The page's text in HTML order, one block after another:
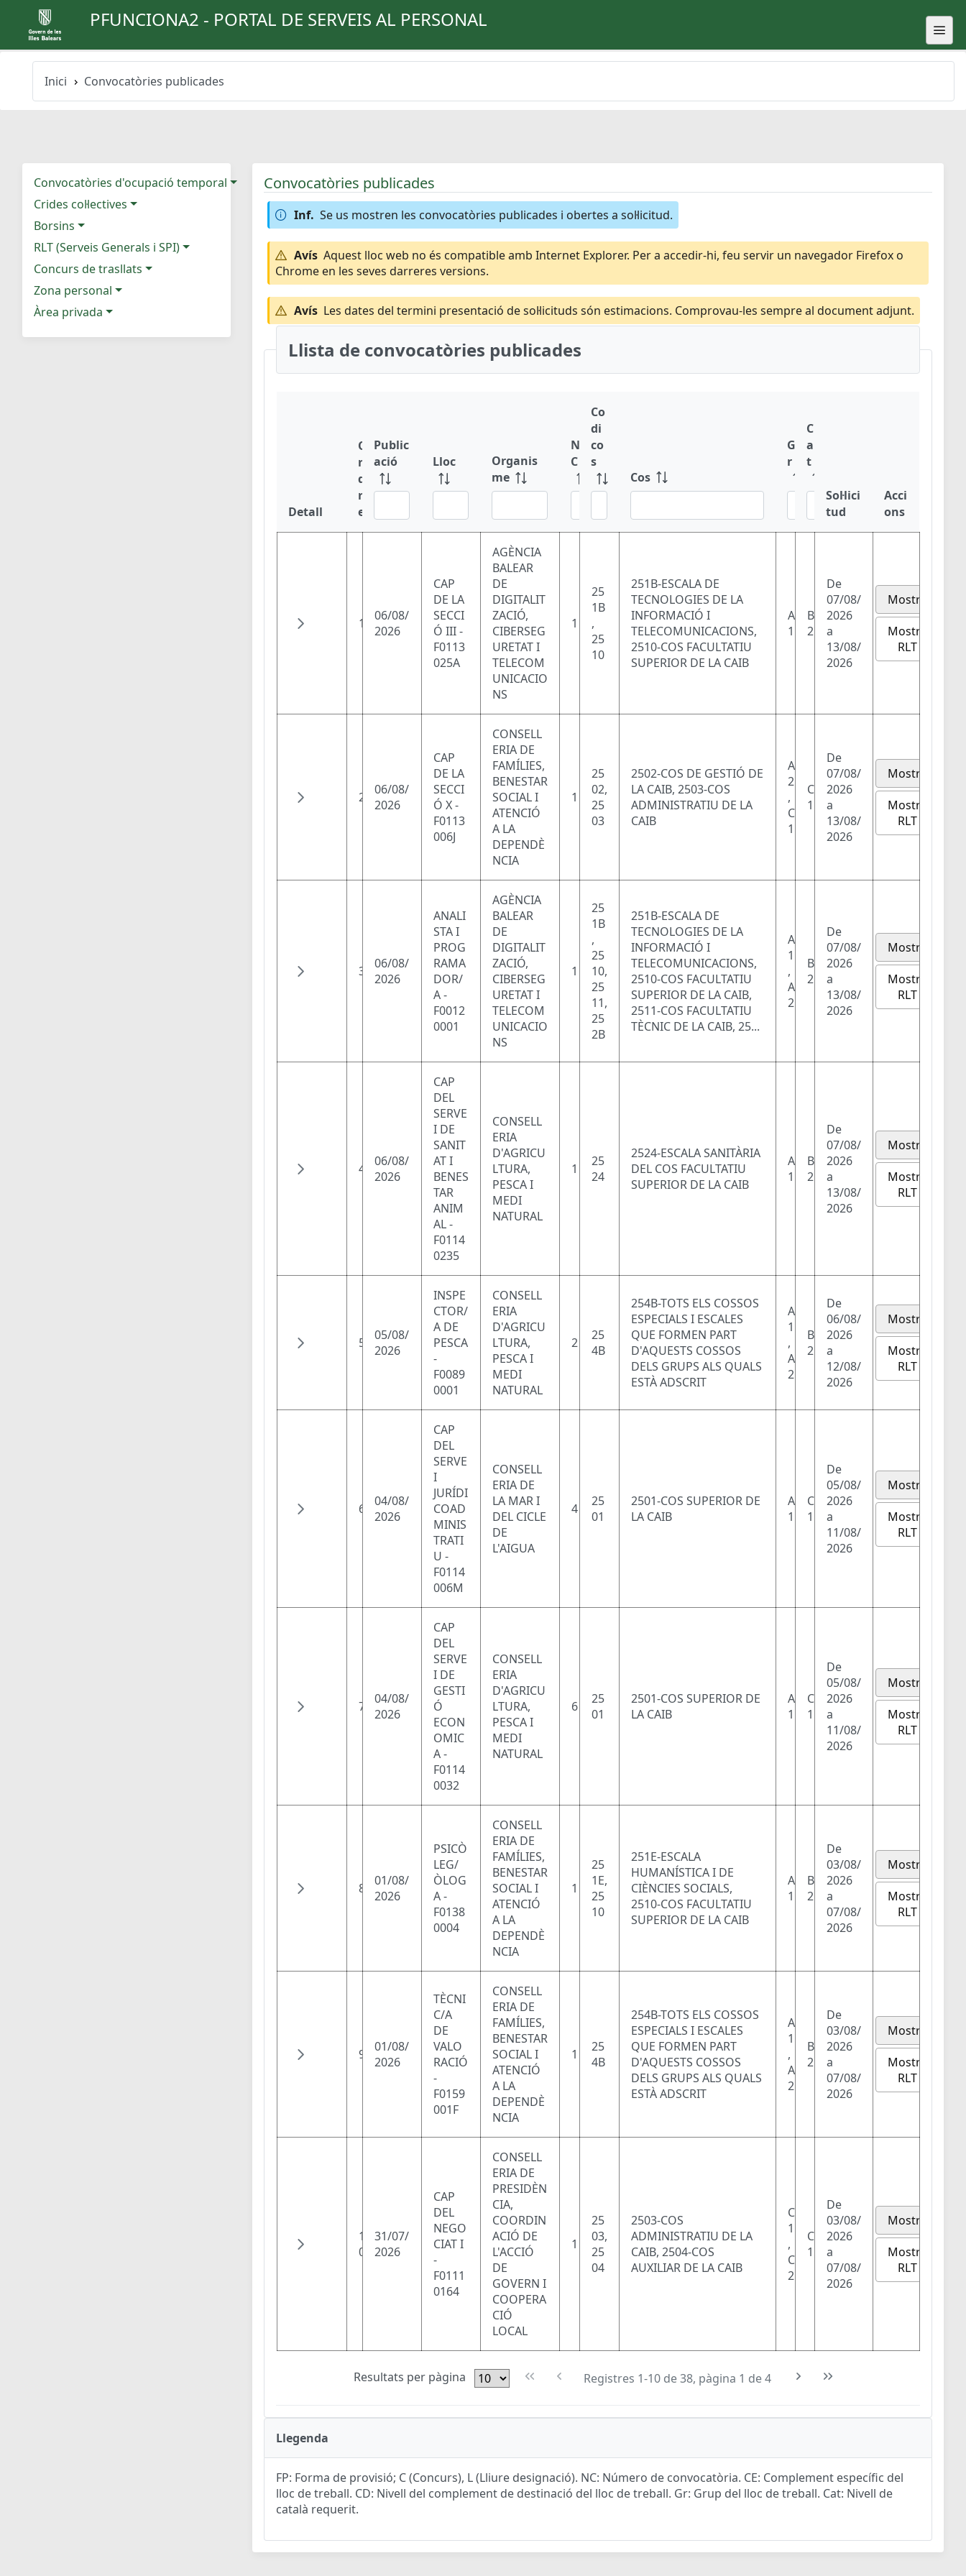
PFUNCIONA2 - PORTAL DE SERVEIS AL PERSONAL
Inici Convocatòries publicades
Convocatòries d'ocupació temporal
Crides col·lectives
Borsins
RLT (Serveis Generals i SPI)
Concurs de trasllats
Zona personal
Àrea privada
Convocatòries publicades
Inf. Se us mostren les convocatòries publicades i obertes a sol·licitud.
Avís Aquest lloc web no és compatible amb Internet Explorer. Per a accedir-hi, feu servir un navegador Firefox o
Chrome en les seves darreres versions.
Avís Les dates del termini presentació de sol·licituds són estimacions. Comprovau-les sempre al document adjunt.
Llista de convocatòries publicades
Detall
O
r
d
r
e
Public
ació
Lloc
Organis
me
N
C
Co
di
co
s
Cos
G
r
C
a
t
Sol·lici
tud
Acci
ons
1
06/08/
2026
CAP
DE LA
SECCI
Ó III -
F0113
025A
AGÈNCIA
BALEAR
DE
DIGITALIT
ZACIÓ,
CIBERSEG
URETAT I
TELECOM
UNICACIO
NS
1
25
1B
,
25
10
251B-ESCALA DE
TECNOLOGIES DE LA
INFORMACIÓ I
TELECOMUNICACIONS,
2510-COS FACULTATIU
SUPERIOR DE LA CAIB
A
1
B
2
De
07/08/
2026
a
13/08/
2026
Mostra
Mostra
RLT
2
06/08/
2026
CAP
DE LA
SECCI
Ó X -
F0113
006J
CONSELL
ERIA DE
FAMÍLIES,
BENESTAR
SOCIAL I
ATENCIÓ
A LA
DEPENDÈ
NCIA
1
25
02,
25
03
2502-COS DE GESTIÓ DE
LA CAIB, 2503-COS
ADMINISTRATIU DE LA
CAIB
A
2
,
C
1
C
1
De
07/08/
2026
a
13/08/
2026
Mostra
Mostra
RLT
3
06/08/
2026
ANALI
STA I
PROG
RAMA
DOR/
A -
F0012
0001
AGÈNCIA
BALEAR
DE
DIGITALIT
ZACIÓ,
CIBERSEG
URETAT I
TELECOM
UNICACIO
NS
1
25
1B
,
25
10,
25
11,
25
2B
251B-ESCALA DE
TECNOLOGIES DE LA
INFORMACIÓ I
TELECOMUNICACIONS,
2510-COS FACULTATIU
SUPERIOR DE LA CAIB,
2511-COS FACULTATIU
TÈCNIC DE LA CAIB, 25...
A
1
,
A
2
B
2
De
07/08/
2026
a
13/08/
2026
Mostra
Mostra
RLT
4
06/08/
2026
CAP
DEL
SERVE
I DE
SANIT
AT I
BENES
TAR
ANIM
AL -
F0114
0235
CONSELL
ERIA
D'AGRICU
LTURA,
PESCA I
MEDI
NATURAL
1
25
24
2524-ESCALA SANITÀRIA
DEL COS FACULTATIU
SUPERIOR DE LA CAIB
A
1
B
2
De
07/08/
2026
a
13/08/
2026
Mostra
Mostra
RLT
5
05/08/
2026
INSPE
CTOR/
A DE
PESCA
-
F0089
0001
CONSELL
ERIA
D'AGRICU
LTURA,
PESCA I
MEDI
NATURAL
2
25
4B
254B-TOTS ELS COSSOS
ESPECIALS I ESCALES
QUE FORMEN PART
D'AQUESTS COSSOS
DELS GRUPS ALS QUALS
ESTÀ ADSCRIT
A
1
,
A
2
B
2
De
06/08/
2026
a
12/08/
2026
Mostra
Mostra
RLT
6
04/08/
2026
CAP
DEL
SERVE
I
JURÍDI
COAD
MINIS
TRATI
U -
F0114
006M
CONSELL
ERIA DE
LA MAR I
DEL CICLE
DE
L'AIGUA
4
25
01
2501-COS SUPERIOR DE
LA CAIB
A
1
C
1
De
05/08/
2026
a
11/08/
2026
Mostra
Mostra
RLT
7
04/08/
2026
CAP
DEL
SERVE
I DE
GESTI
Ó
ECON
OMIC
A -
F0114
0032
CONSELL
ERIA
D'AGRICU
LTURA,
PESCA I
MEDI
NATURAL
6
25
01
2501-COS SUPERIOR DE
LA CAIB
A
1
C
1
De
05/08/
2026
a
11/08/
2026
Mostra
Mostra
RLT
8
01/08/
2026
PSICÒ
LEG/
ÒLOG
A -
F0138
0004
CONSELL
ERIA DE
FAMÍLIES,
BENESTAR
SOCIAL I
ATENCIÓ
A LA
DEPENDÈ
NCIA
1
25
1E,
25
10
251E-ESCALA
HUMANÍSTICA I DE
CIÈNCIES SOCIALS,
2510-COS FACULTATIU
SUPERIOR DE LA CAIB
A
1
B
2
De
03/08/
2026
a
07/08/
2026
Mostra
Mostra
RLT
9
01/08/
2026
TÈCNI
C/A
DE
VALO
RACIÓ
-
F0159
001F
CONSELL
ERIA DE
FAMÍLIES,
BENESTAR
SOCIAL I
ATENCIÓ
A LA
DEPENDÈ
NCIA
1
25
4B
254B-TOTS ELS COSSOS
ESPECIALS I ESCALES
QUE FORMEN PART
D'AQUESTS COSSOS
DELS GRUPS ALS QUALS
ESTÀ ADSCRIT
A
1
,
A
2
B
2
De
03/08/
2026
a
07/08/
2026
Mostra
Mostra
RLT
1
0
31/07/
2026
CAP
DEL
NEGO
CIAT I
-
F0111
0164
CONSELL
ERIA DE
PRESIDÈN
CIA,
COORDIN
ACIÓ DE
L'ACCIÓ
DE
GOVERN I
COOPERA
CIÓ
LOCAL
1
25
03,
25
04
2503-COS
ADMINISTRATIU DE LA
CAIB, 2504-COS
AUXILIAR DE LA CAIB
C
1
,
C
2
C
1
De
03/08/
2026
a
07/08/
2026
Mostra
Mostra
RLT
Resultats per pàgina Registres 1-10 de 38, pàgina 1 de 4
Llegenda
FP: Forma de provisió; C (Concurs), L (Lliure designació). NC: Número de convocatòria. CE: Complement específic del
lloc de treball. CD: Nivell del complement de destinació del lloc de treball. Gr: Grup del lloc de treball. Cat: Nivell de
català requerit.